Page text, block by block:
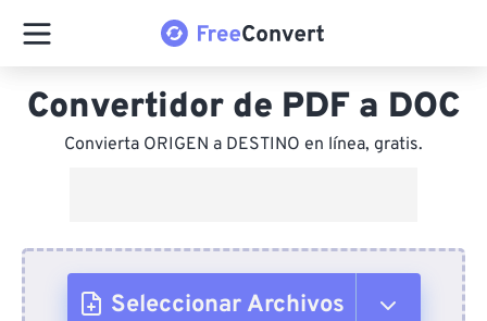
Convertidor de PDF a DOC
Convierta ORIGEN a DESTINO en línea, gratis.
Seleccionar Archivos